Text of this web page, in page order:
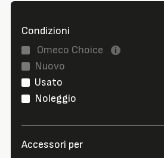
Condizioni
Omeco Choice
Nuovo
Usato
Noleggio
Accessori per